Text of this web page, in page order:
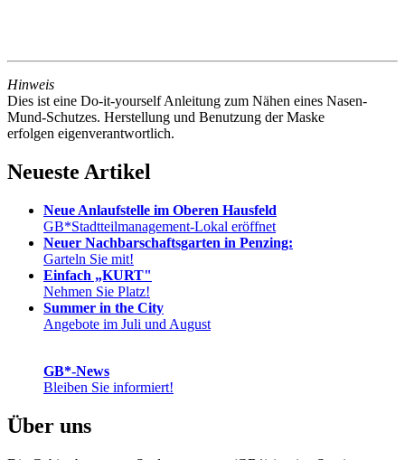
Hinweis
Dies ist eine Do-it-yourself Anleitung zum Nähen eines Nasen-
Mund-Schutzes. Herstellung und Benutzung der Maske
erfolgen eigenverantwortlich.
Neueste Artikel
Neue Anlaufstelle im Oberen Hausfeld
GB*Stadtteilmanagement-Lokal eröffnet
Neuer Nachbarschaftsgarten in Penzing:
Garteln Sie mit!
Einfach „KURT"
Nehmen Sie Platz!
Summer in the City
Angebote im Juli und August
GB*-News
Bleiben Sie informiert!
Über uns